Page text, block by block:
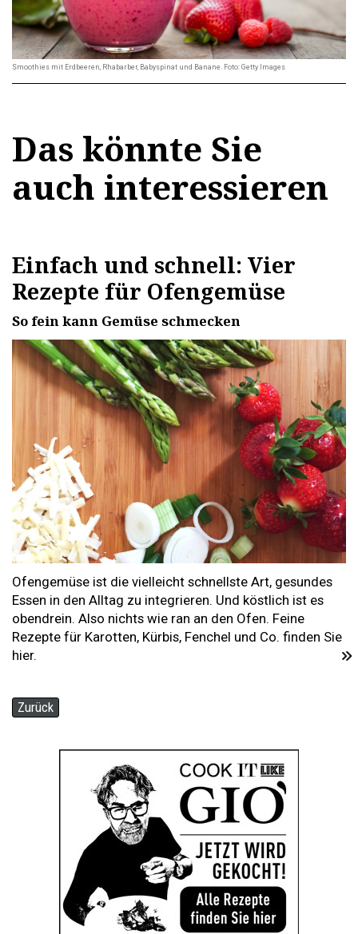
Smoothies mit Erdbeeren, Rhabarber, Babyspinat und Banane. Foto: Getty Images
Das könnte Sie
auch interessieren
Einfach und schnell: Vier
Rezepte für Ofengemüse
So fein kann Gemüse schmecken
Ofengemüse ist die vielleicht schnellste Art, gesundes
Essen in den Alltag zu integrieren. Und köstlich ist es
obendrein. Also nichts wie ran an den Ofen. Feine
Rezepte für Karotten, Kürbis, Fenchel und Co. finden Sie
hier.
Zurück